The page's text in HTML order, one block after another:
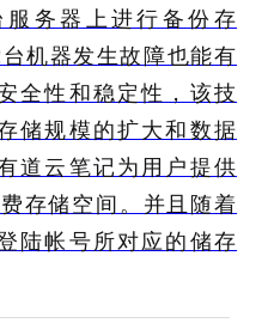
务器上进行备份存
机器发生故障也能有
全性和稳定性，该技
储规模的扩大和数据
道云笔记为用户提供
存储空间。并且随着
陆帐号所对应的储存